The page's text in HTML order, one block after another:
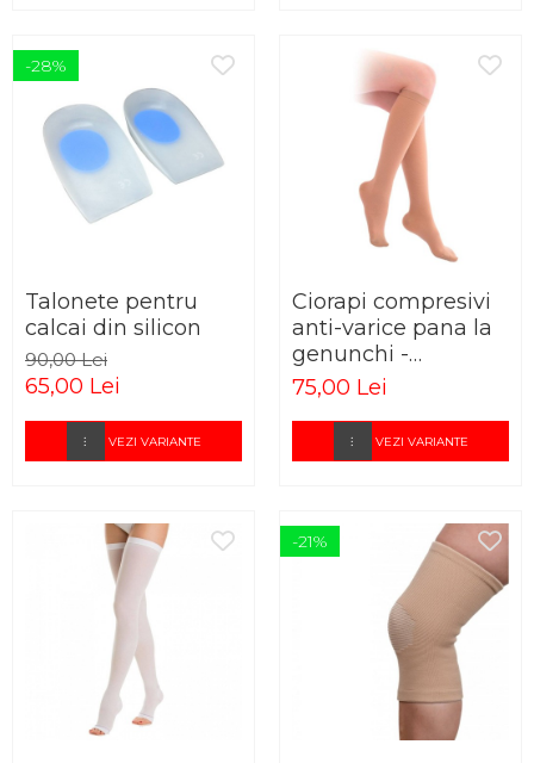
-28%
Talonete pentru
calcai din silicon
90,00 Lei
65,00 Lei
VEZI VARIANTE
Ciorapi compresivi
anti-varice pana la
genunchi -
ELASTOFIT AD
75,00 Lei
VEZI VARIANTE
-21%